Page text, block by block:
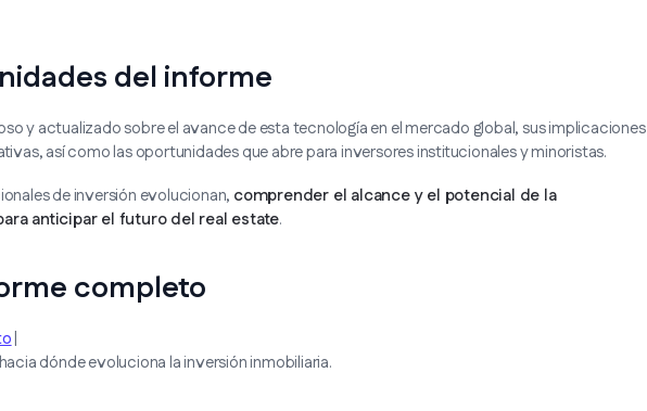
del informe
y actualizado sobre el avance de esta tecnología en el mercado global, sus implicaciones
así como las oportunidades que abre para inversores institucionales y minoristas.
de inversión evolucionan, comprender el alcance y el potencial de la
anticipar el futuro del real estate.
completo
|
dónde evoluciona la inversión inmobiliaria.